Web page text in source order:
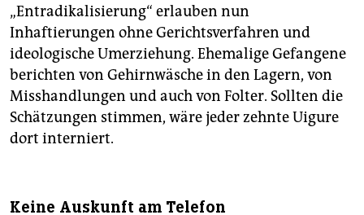
„Entradikalisierung“ erlauben nun
Inhaftierungen ohne Gerichtsverfahren und
ideologische Umerziehung. Ehemalige Gefangene
berichten von Gehirnwäsche in den Lagern, von
Misshandlungen und auch von Folter. Sollten die
Schätzungen stimmen, wäre jeder zehnte Uigure
dort interniert.
Keine Auskunft am Telefon